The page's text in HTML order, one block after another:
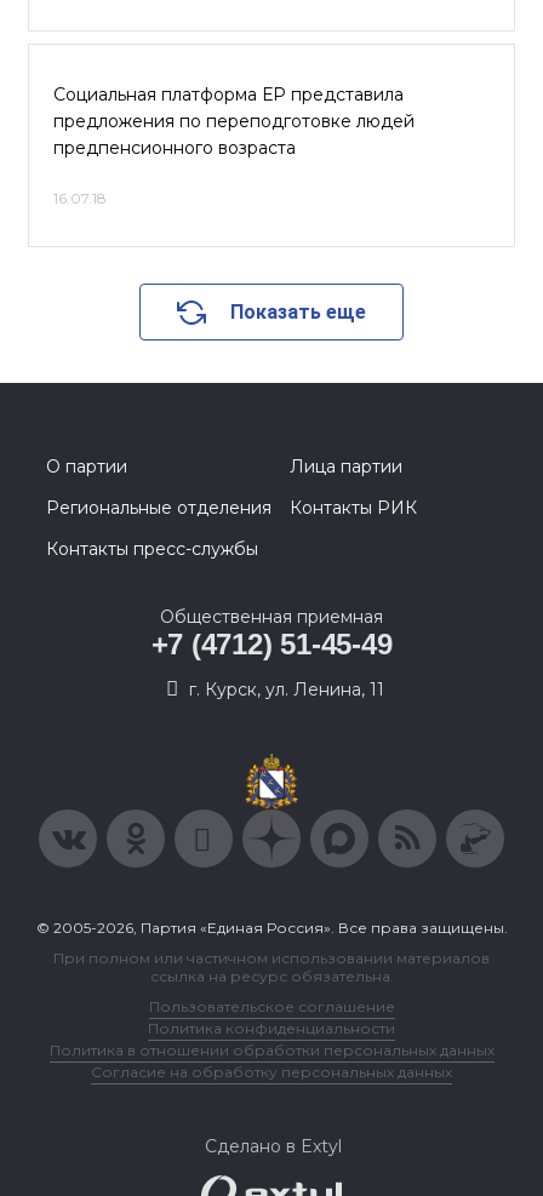
Социальная платформа ЕР представила
предложения по переподготовке людей
предпенсионного возраста
16.07.18
Показать еще
О партии
Лица партии
Региональные отделения
Контакты РИК
Контакты пресс-службы
Общественная приемная
+7 (4712) 51-45-49
г. Курск, ул. Ленина, 11
© 2005-2026, Партия «Единая Россия». Все права защищены.
При полном или частичном использовании материалов
ссылка на ресурс обязательна.
Пользовательское соглашение
Политика конфиденциальности
Политика в отношении обработки персональных данных
Согласие на обработку персональных данных
Сделано в Extyl